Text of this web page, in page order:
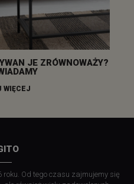
JE ZRÓWNOWAŻY?
WIĘCEJ
roku. Od tego czasu zajmujemy się